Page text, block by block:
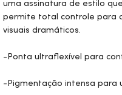
uma assinatura de estilo
permite total controle para
visuais dramáticos.
-Ponta ultraflexível para
-Pigmentação intensa para